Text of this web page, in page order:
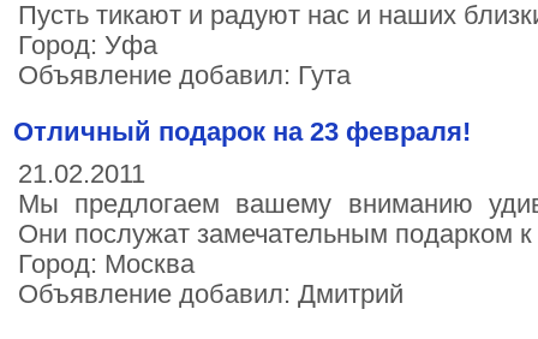
Пусть тикают и радуют нас и наших
Город: Уфа
Объявление добавил: Гута
Отличный подарок на 23 февраля!
21.02.2011
Мы предлогаем вашему вниманию
Они послужат замечательным подарком
Город: Москва
Объявление добавил: Дмитрий